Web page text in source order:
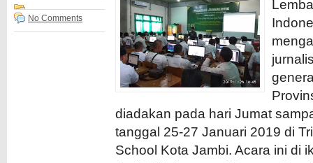
No Comments
diadakan pada hari Jumat
tanggal 25-27 Januari 2019 di
School Kota Jambi. Acara ini di